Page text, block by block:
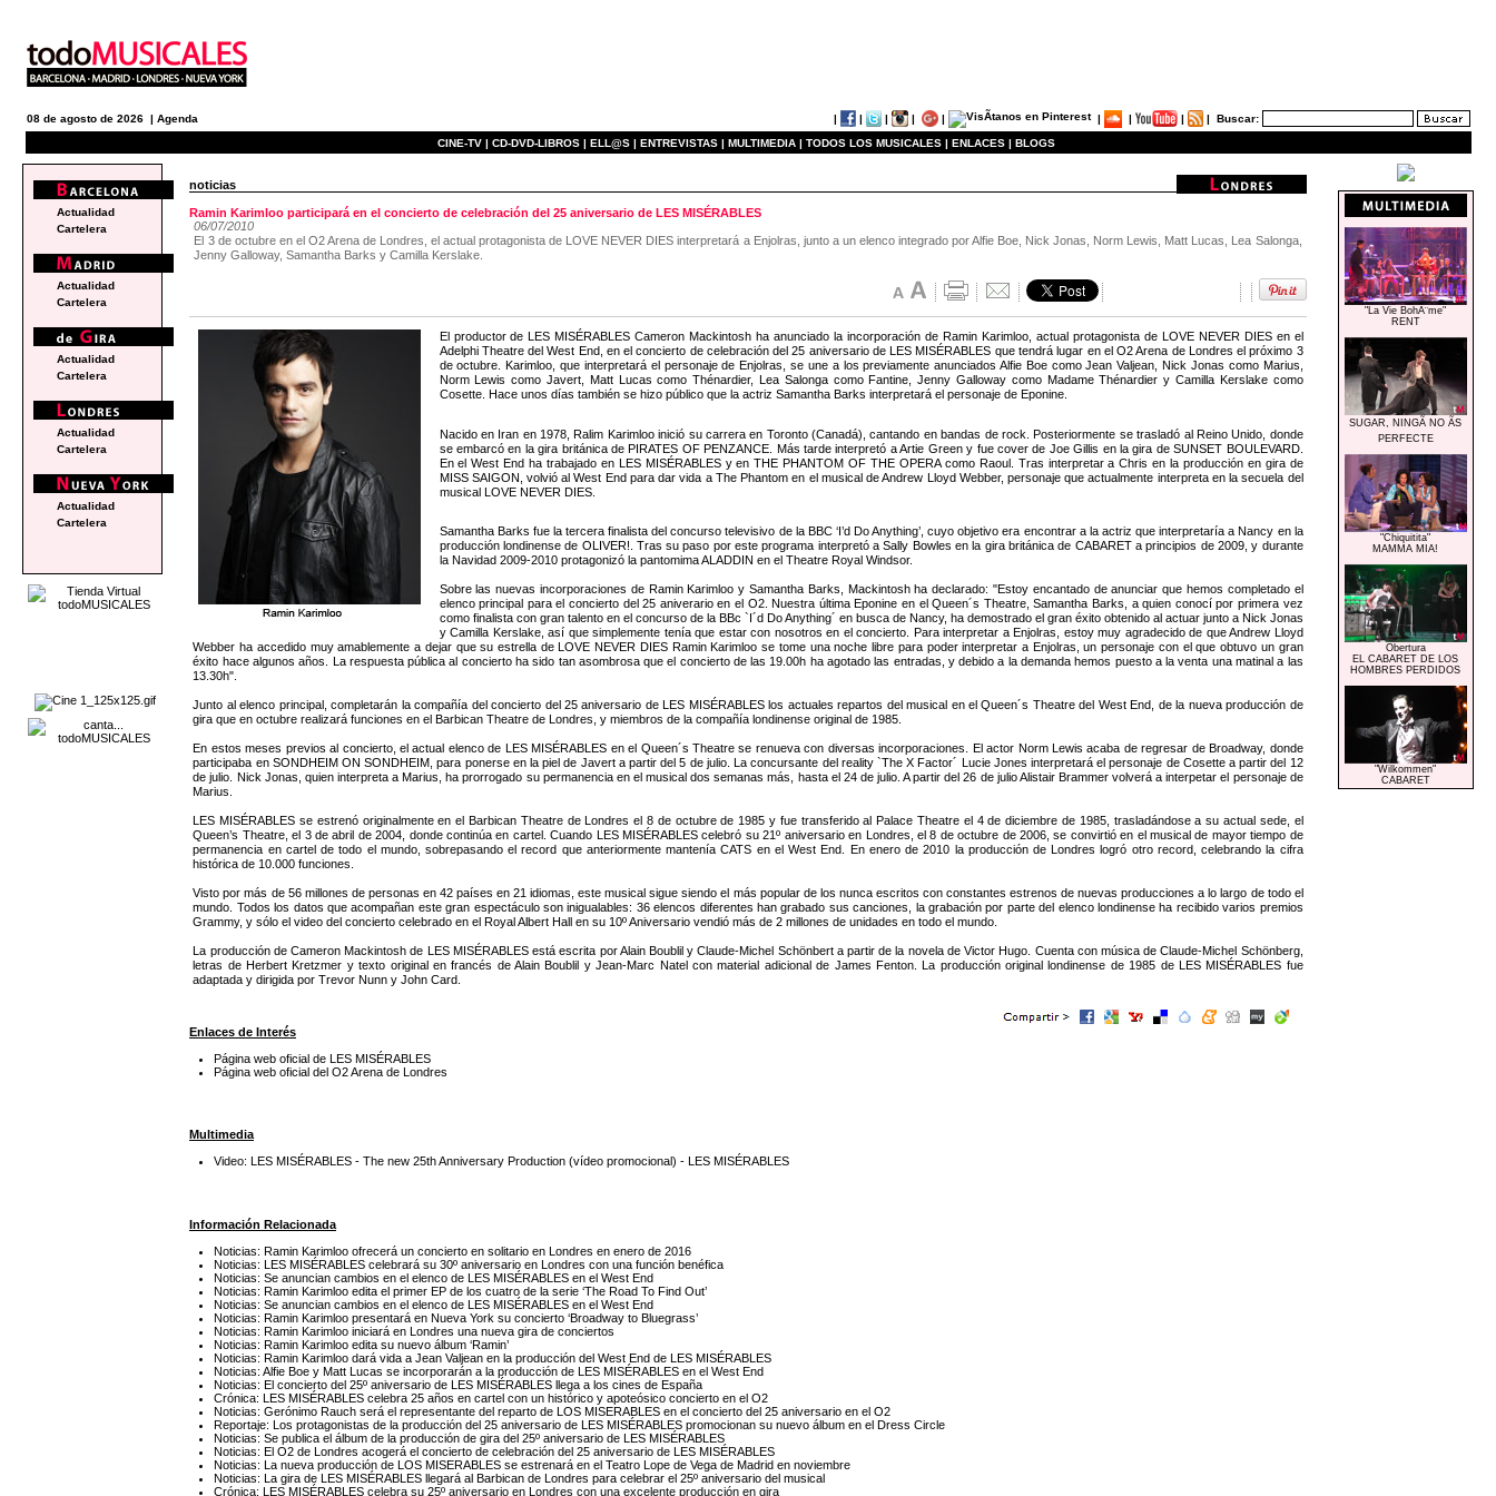
08 de agosto de 2026 | Agenda | | | | | | | | | Buscar:
CINE-TV | CD-DVD-LIBROS | ELL@S | ENTREVISTAS | MULTIMEDIA | TODOS LOS MUSICALES | ENLACES | BLOGS
noticias
Ramin Karimloo participará en el concierto de celebración del 25 aniversario de LES MISÉRABLES
06/07/2010
El 3 de octubre en el O2 Arena de Londres, el actual protagonista de LOVE NEVER DIES interpretará a Enjolras, junto a un elenco integrado por Alfie Boe, Nick Jonas, Norm Lewis, Matt Lucas, Lea Salonga,
Jenny Galloway, Samantha Barks y Camilla Kerslake.
El productor de LES MISÉRABLES Cameron Mackintosh ha anunciado la incorporación de Ramin Karimloo, actual protagonista de LOVE NEVER DIES en el
Adelphi Theatre del West End, en el concierto de celebración del 25 aniversario de LES MISÉRABLES que tendrá lugar en el O2 Arena de Londres el próximo 3
de octubre. Karimloo, que interpretará el personaje de Enjolras, se une a los previamente anunciados Alfie Boe como Jean Valjean, Nick Jonas como Marius,
Norm Lewis como Javert, Matt Lucas como Thénardier, Lea Salonga como Fantine, Jenny Galloway como Madame Thénardier y Camilla Kerslake como
Cosette. Hace unos días también se hizo público que la actriz Samantha Barks interpretará el personaje de Eponine.
Nacido en Iran en 1978, Ralim Karimloo inició su carrera en Toronto (Canadá), cantando en bandas de rock. Posteriormente se trasladó al Reino Unido, donde
se embarcó en la gira británica de PIRATES OF PENZANCE. Más tarde interpretó a Artie Green y fue cover de Joe Gillis en la gira de SUNSET BOULEVARD.
En el West End ha trabajado en LES MISÉRABLES y en THE PHANTOM OF THE OPERA como Raoul. Tras interpretar a Chris en la producción en gira de
MISS SAIGON, volvió al West End para dar vida a The Phantom en el musical de Andrew Lloyd Webber, personaje que actualmente interpreta en la secuela del
musical LOVE NEVER DIES.
Samantha Barks fue la tercera finalista del concurso televisivo de la BBC ‘I’d Do Anything’, cuyo objetivo era encontrar a la actriz que interpretaría a Nancy en la
producción londinense de OLIVER!. Tras su paso por este programa interpretó a Sally Bowles en la gira británica de CABARET a principios de 2009, y durante
la Navidad 2009-2010 protagonizó la pantomima ALADDIN en el Theatre Royal Windsor.
Sobre las nuevas incorporaciones de Ramin Karimloo y Samantha Barks, Mackintosh ha declarado: "Estoy encantado de anunciar que hemos completado el
elenco principal para el concierto del 25 aniverario en el O2. Nuestra última Eponine en el Queen´s Theatre, Samantha Barks, a quien conocí por primera vez
como finalista con gran talento en el concurso de la BBc `I´d Do Anything´ en busca de Nancy, ha demostrado el gran éxito obtenido al actuar junto a Nick Jonas
y Camilla Kerslake, así que simplemente tenía que estar con nosotros en el concierto. Para interpretar a Enjolras, estoy muy agradecido de que Andrew Lloyd
Webber ha accedido muy amablemente a dejar que su estrella de LOVE NEVER DIES Ramin Karimloo se tome una noche libre para poder interpretar a Enjolras, un personaje con el que obtuvo un gran
éxito hace algunos años. La respuesta pública al concierto ha sido tan asombrosa que el concierto de las 19.00h ha agotado las entradas, y debido a la demanda hemos puesto a la venta una matinal a las
13.30h".
Junto al elenco principal, completarán la compañía del concierto del 25 aniversario de LES MISÉRABLES los actuales repartos del musical en el Queen´s Theatre del West End, de la nueva producción de
gira que en octubre realizará funciones en el Barbican Theatre de Londres, y miembros de la compañía londinense original de 1985.
En estos meses previos al concierto, el actual elenco de LES MISÉRABLES en el Queen´s Theatre se renueva con diversas incorporaciones. El actor Norm Lewis acaba de regresar de Broadway, donde
participaba en SONDHEIM ON SONDHEIM, para ponerse en la piel de Javert a partir del 5 de julio. La concursante del reality `The X Factor´ Lucie Jones interpretará el personaje de Cosette a partir del 12
de julio. Nick Jonas, quien interpreta a Marius, ha prorrogado su permanencia en el musical dos semanas más, hasta el 24 de julio. A partir del 26 de julio Alistair Brammer volverá a interpetar el personaje de
Marius.
LES MISÉRABLES se estrenó originalmente en el Barbican Theatre de Londres el 8 de octubre de 1985 y fue transferido al Palace Theatre el 4 de diciembre de 1985, trasladándose a su actual sede, el
Queen’s Theatre, el 3 de abril de 2004, donde continúa en cartel. Cuando LES MISÉRABLES celebró su 21º aniversario en Londres, el 8 de octubre de 2006, se convirtió en el musical de mayor tiempo de
permanencia en cartel de todo el mundo, sobrepasando el record que anteriormente mantenía CATS en el West End. En enero de 2010 la producción de Londres logró otro record, celebrando la cifra
histórica de 10.000 funciones.
Visto por más de 56 millones de personas en 42 países en 21 idiomas, este musical sigue siendo el más popular de los nunca escritos con constantes estrenos de nuevas producciones a lo largo de todo el
mundo. Todos los datos que acompañan este gran espectáculo son inigualables: 36 elencos diferentes han grabado sus canciones, la grabación por parte del elenco londinense ha recibido varios premios
Grammy, y sólo el video del concierto celebrado en el Royal Albert Hall en su 10º Aniversario vendió más de 2 millones de unidades en todo el mundo.
La producción de Cameron Mackintosh de LES MISÉRABLES está escrita por Alain Boublil y Claude-Michel Schönbert a partir de la novela de Victor Hugo. Cuenta con música de Claude-Michel Schönberg,
letras de Herbert Kretzmer y texto original en francés de Alain Boublil y Jean-Marc Natel con material adicional de James Fenton. La producción original londinense de 1985 de LES MISÉRABLES fue
adaptada y dirigida por Trevor Nunn y John Card.
Enlaces de Interés
Página web oficial de LES MISÉRABLES
Página web oficial del O2 Arena de Londres
Multimedia
Video: LES MISÉRABLES - The new 25th Anniversary Production (vídeo promocional) - LES MISÉRABLES
Información Relacionada
Noticias: Ramin Karimloo ofrecerá un concierto en solitario en Londres en enero de 2016
Noticias: LES MISÉRABLES celebrará su 30º aniversario en Londres con una función benéfica
Noticias: Se anuncian cambios en el elenco de LES MISÉRABLES en el West End
Noticias: Ramin Karimloo edita el primer EP de los cuatro de la serie ‘The Road To Find Out’
Noticias: Se anuncian cambios en el elenco de LES MISÉRABLES en el West End
Noticias: Ramin Karimloo presentará en Nueva York su concierto ‘Broadway to Bluegrass’
Noticias: Ramin Karimloo iniciará en Londres una nueva gira de conciertos
Noticias: Ramin Karimloo edita su nuevo álbum ‘Ramin’
Noticias: Ramin Karimloo dará vida a Jean Valjean en la producción del West End de LES MISÉRABLES
Noticias: Alfie Boe y Matt Lucas se incorporarán a la producción de LES MISÉRABLES en el West End
Noticias: El concierto del 25º aniversario de LES MISÉRABLES llega a los cines de España
Crónica: LES MISÉRABLES celebra 25 años en cartel con un histórico y apoteósico concierto en el O2
Noticias: Gerónimo Rauch será el representante del reparto de LOS MISERABLES en el concierto del 25 aniversario en el O2
Reportaje: Los protagonistas de la producción del 25 aniversario de LES MISÉRABLES promocionan su nuevo álbum en el Dress Circle
Noticias: Se publica el álbum de la producción de gira del 25º aniversario de LES MISÉRABLES
Noticias: El O2 de Londres acogerá el concierto de celebración del 25 aniversario de LES MISÉRABLES
Noticias: La nueva producción de LOS MISERABLES se estrenará en el Teatro Lope de Vega de Madrid en noviembre
Noticias: La gira de LES MISÉRABLES llegará al Barbican de Londres para celebrar el 25º aniversario del musical
Crónica: LES MISÉRABLES celebra su 25º aniversario en Londres con una excelente producción en gira
Actualidad
Cartelera
Actualidad
Cartelera
Actualidad
Cartelera
Actualidad
Cartelera
Actualidad
Cartelera
"La Vie BohÃ¨me"
RENT
SUGAR, NINGÃ NO ÃS
PERFECTE
"Chiquitita"
MAMMA MIA!
Obertura
EL CABARET DE LOS
HOMBRES PERDIDOS
"Wilkommen"
CABARET